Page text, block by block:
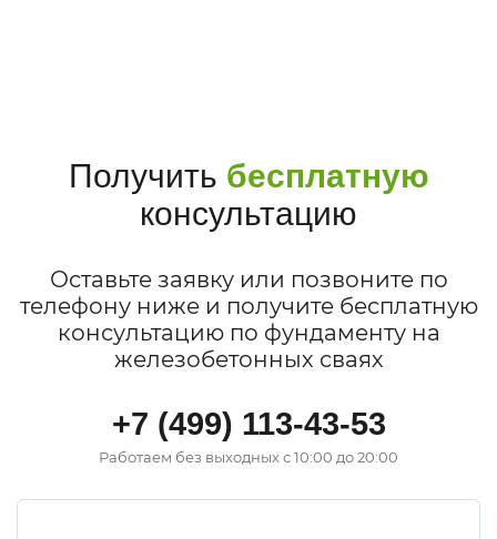
Получить бесплатную
консультацию
Оставьте заявку или позвоните по
телефону ниже и получите бесплатную
консультацию по фундаменту на
железобетонных сваях
+7 (499) 113-43-53
Работаем без выходных с 10:00 до 20:00